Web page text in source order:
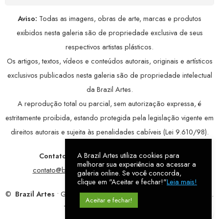
Aviso: Todas as imagens, obras de arte, marcas e produtos
exibidos nesta galeria são de propriedade exclusiva de seus
respectivos artistas plásticos.
Os artigos, textos, vídeos e conteúdos autorais, originais e artísticos
exclusivos publicados nesta galeria são de propriedade intelectual
da Brazil Artes.
A reprodução total ou parcial, sem autorização expressa, é
estritamente proibida, estando protegida pela legislação vigente em
direitos autorais e sujeita às penalidades cabíveis (Lei 9.610/98).
Contatos: WhatsApp:79 9998-1221/ E-mail:
contato@brazilartes.com/ Instagram:@brazilartes
© Brazil Artes • Galeria Online.9 anosde história (2017 – 2026).
Todos os direitos reservados!
A Brazil Artes utiliza cookies para
melhorar sua experiência ao acessar a
galeria online. Se você concorda,
clique em "Aceitar e fechar!"Leia mais!
Aceitar e fechar!